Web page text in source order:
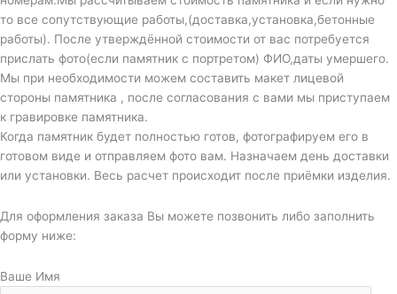
то все сопутствующие работы,(доставка,установка,бетонные
работы). После утверждённой стоимости от вас потребуется
прислать фото(если памятник с портретом) ФИО,даты умершего.
Мы при необходимости можем составить макет лицевой
стороны памятника , после согласования с вами мы приступаем
к гравировке памятника.
Когда памятник будет полностью готов, фотографируем его в
готовом виде и отправляем фото вам. Назначаем день доставки
или установки. Весь расчет происходит после приёмки изделия.
Для оформления заказа Вы можете позвонить либо заполнить
форму ниже:
Ваше Имя